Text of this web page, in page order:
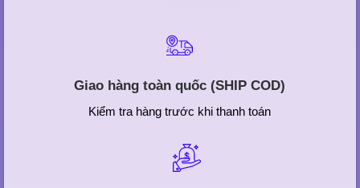
Giao hàng toàn quốc (SHIP COD)
Kiểm tra hàng trước khi thanh toán